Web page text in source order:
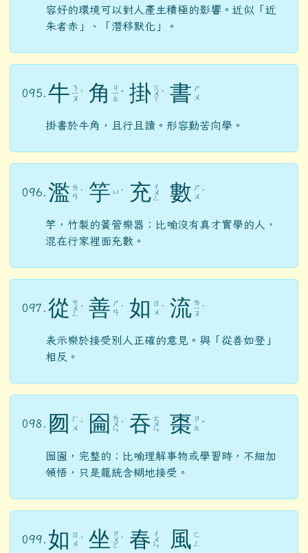
容好的環境可以對人產生積極的影響。近似「近
朱者赤」、「潛移默化」。
095. 牛 ㄋ
ㄧ
ㄡ
ˊ 角 ㄐ
ㄧ
ㄠ
ˇ 掛 ㄍ
ㄨ
ㄚ
ˋ 書 ㄕ
ㄨ
掛書於牛角，且行且讀。形容勤苦向學。
096. 濫 ㄌ
ㄢ ˋ 竽 ㄩ ˊ 充 ㄔ
ㄨ
ㄥ 數 ㄕ
ㄨ ˋ
竽，竹製的簧管樂器；比喻沒有真才實學的人，
混在行家裡面充數。
097. 從 ㄘ
ㄨ
ㄥ
ˊ 善 ㄕ
ㄢ ˋ 如 ㄖ
ㄨ ˊ 流 ㄌ
ㄧ
ㄡ
ˊ
表示樂於接受別人正確的意見。與「從善如登」
相反。
098. 囫
ㄏ
ㄨ ˊ 圇 ㄌ
ㄨ
ㄣ
ˊ 吞 ㄊ
ㄨ
ㄣ 棗 ㄗ
ㄠ ˇ
囫圇，完整的；比喻理解事物或學習時，不細加
領悟，只是籠統含糊地接受。
099. 如 ㄖ
ㄨ ˊ 坐 ㄗ
ㄨ
ㄛ
ˋ 春 ㄔ
ㄨ
ㄣ 風 ㄈ
ㄥ